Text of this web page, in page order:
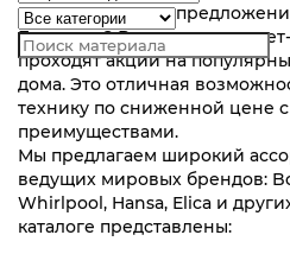
Ищете выгодные
Беларуси? В нашем
проходят акции на
дома. Это отличная
технику по сниженной цене
преимуществами.
Мы предлагаем широкий
ведущих мировых брендов:
Whirlpool, Hansa, Elica и
каталоге представлены: